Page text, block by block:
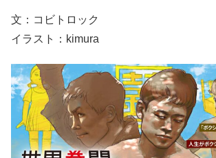
文：コビトロック
イラスト：kimura